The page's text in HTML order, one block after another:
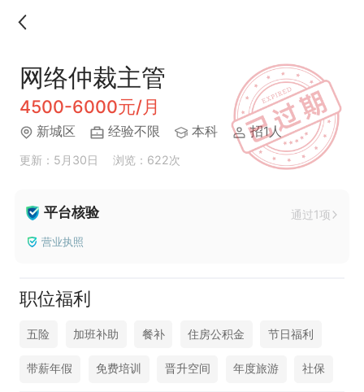
网络仲裁主管
4500-6000元/月
新城区 经验不限 本科 招1人
更新：5月30日 浏览：622次
平台核验 通过1项
营业执照
职位福利
五险 加班补助 餐补 住房公积金 节日福利
带薪年假 免费培训 晋升空间 年度旅游 社保